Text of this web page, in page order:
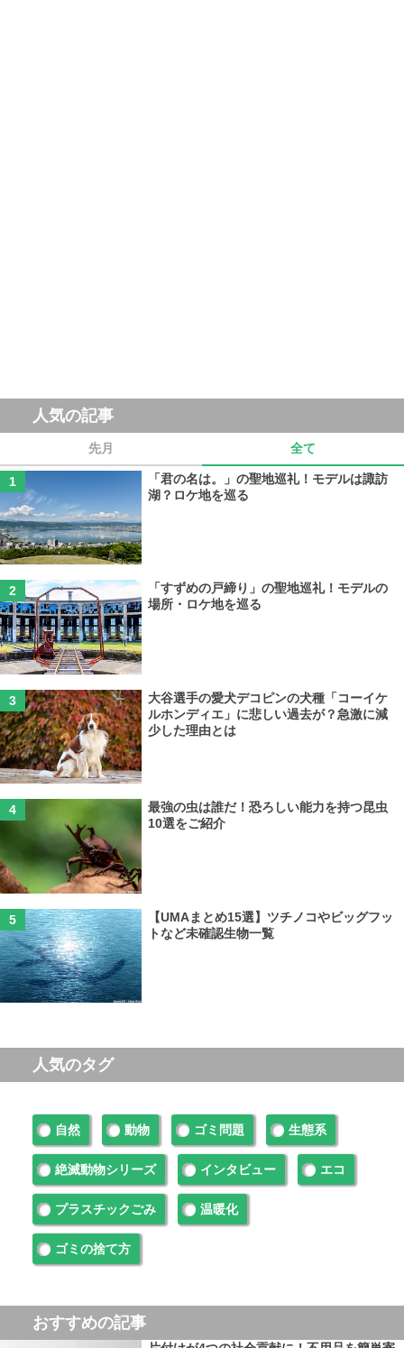
人気の記事
先月 全て
「君の名は。」の聖地巡礼！モデルは諏訪
湖？ロケ地を巡る
「すずめの戸締り」の聖地巡礼！モデルの
場所・ロケ地を巡る
大谷選手の愛犬デコピンの犬種「コーイケ
ルホンディエ」に悲しい過去が？急激に減
少した理由とは
最強の虫は誰だ！恐ろしい能力を持つ昆虫
10選をご紹介
【UMAまとめ15選】ツチノコやビッグフッ
トなど未確認生物一覧
人気のタグ
自然 動物 ゴミ問題 生態系
絶滅動物シリーズ インタビュー エコ
プラスチックごみ 温暖化
ゴミの捨て方
おすすめの記事